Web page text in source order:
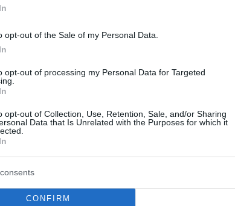
opt-out of the Sale of my Personal Data.
opt-out of processing my Personal Data for Targeted
opt-out of Collection, Use, Retention, Sale, and/or Sharing
Data that Is Unrelated with the Purposes for which it
CONFIRM